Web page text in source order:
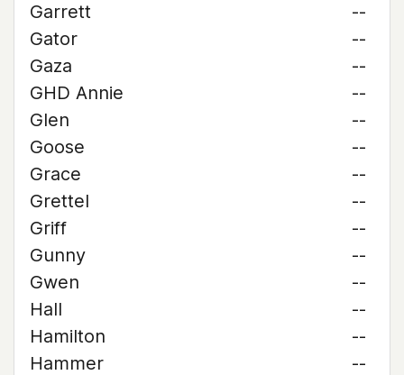
Garrett
--
Gator
--
Gaza
--
GHD Annie
--
Glen
--
Goose
--
Grace
--
Grettel
--
Griff
--
Gunny
--
Gwen
--
Hall
--
Hamilton
--
Hammer
--